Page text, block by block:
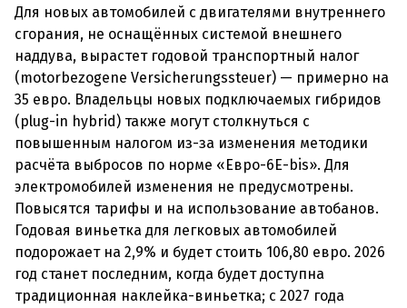
Для новых автомобилей с двигателями внутреннего
сгорания, не оснащённых системой внешнего
наддува, вырастет годовой транспортный налог
(motorbezogene Versicherungssteuer) — примерно на
35 евро. Владельцы новых подключаемых гибридов
(plug-in hybrid) также могут столкнуться с
повышенным налогом из-за изменения методики
расчёта выбросов по норме «Евро-6E-bis». Для
электромобилей изменения не предусмотрены.
Повысятся тарифы и на использование автобанов.
Годовая виньетка для легковых автомобилей
подорожает на 2,9% и будет стоить 106,80 евро. 2026
год станет последним, когда будет доступна
традиционная наклейка-виньетка; с 2027 года